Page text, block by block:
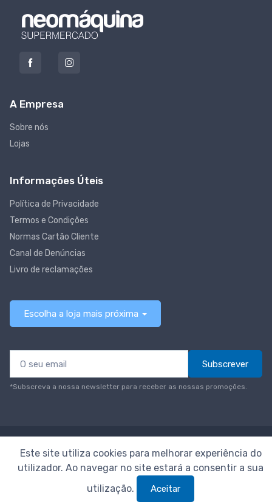
A Empresa
Sobre nós
Lojas
Informações Úteis
Política de Privacidade
Termos e Condições
Normas Cartão Cliente
Canal de Denúncias
Livro de reclamações
Escolha a loja mais próxima
Subscrever
*Subscreva a nossa newsletter para receber as nossas promoções.
© Todos os direitos reservadosNeomáquina
Este site utiliza cookies para melhorar experiência do
utilizador. Ao navegar no site estará a consentir a sua
utilização.
Aceitar